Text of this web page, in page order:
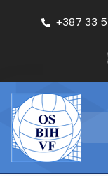
+387 33